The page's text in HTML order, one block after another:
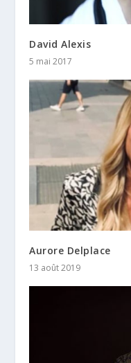
David Alexis
5 mai 2017
Aurore Delplace
13 août 2019